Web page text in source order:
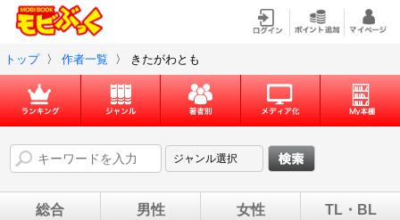
トップ 〉 作者一覧 〉 きたがわとも
総合 男性 女性 TL・BL